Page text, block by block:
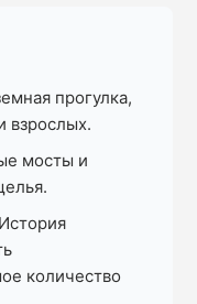
прогулка,
взрослых.
мосты и
История
количество